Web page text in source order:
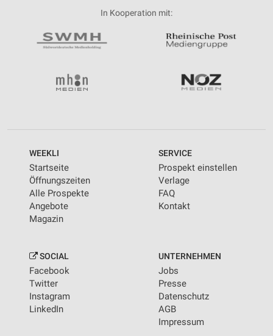
In Kooperation mit:
WEEKLI
Startseite
Öffnungszeiten
Alle Prospekte
Angebote
Magazin
SERVICE
Prospekt einstellen
Verlage
FAQ
Kontakt
SOCIAL
Facebook
Twitter
Instagram
LinkedIn
UNTERNEHMEN
Jobs
Presse
Datenschutz
AGB
Impressum